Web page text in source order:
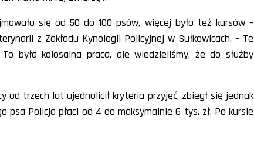
się od 50 do 100 psów, więcej było też kursów –
z Zakładu Kynologii Policyjnej w Sułkowicach. – Te
była kolosalna praca, ale wiedzieliśmy, że do służby
od trzech lat ujednolicił kryteria przyjęć, zbiegł się jednak
psa Policja płaci od 4 do maksymalnie 6 tys. zł. Po kursie